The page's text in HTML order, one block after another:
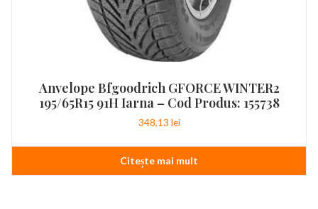
Anvelope Bfgoodrich GFORCE WINTER2
195/65R15 91H Iarna – Cod Produs: 155738
348,13 lei
Citește mai mult